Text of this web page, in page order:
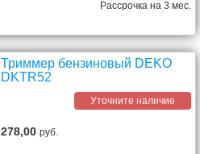
Рассрочка на 3 мес.
Триммер бензиновый DEKO
DKTR52
Уточните наличие
278,00руб.